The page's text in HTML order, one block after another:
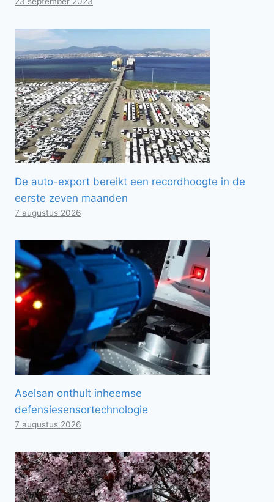
De auto-export bereikt een recordhoogte in de
eerste zeven maanden
7 augustus 2026
Aselsan onthult inheemse
defensiesensortechnologie
7 augustus 2026